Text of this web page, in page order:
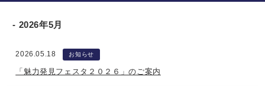
2026年5月
2026.05.18 お知らせ
「魅力発見フェスタ２０２６」のご案内